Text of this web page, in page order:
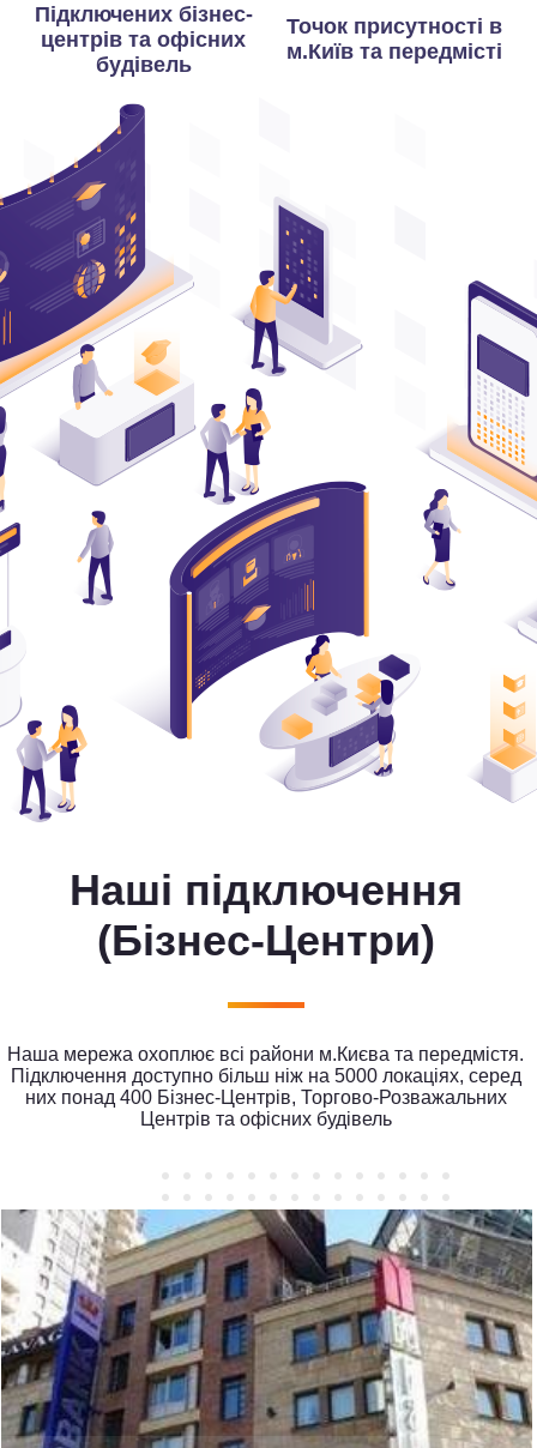
Підключених бізнес-
центрів та офісних
будівель
Точок присутності в
м.Київ та передмісті
Наші підключення
(Бізнес-Центри)
Наша мережа охоплює всі райони м.Києва та передмістя.
Підключення доступно більш ніж на 5000 локаціях, серед
них понад 400 Бізнес-Центрів, Торгово-Розважальних
Центрів та офісних будівель